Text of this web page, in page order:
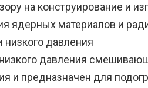
на конструирование и
ядерных материалов и
низкого давления
давления
и предназначен для